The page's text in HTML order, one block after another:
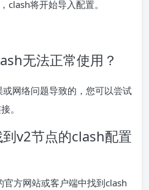
clash将开始导入配置。
无法正常使用？
网络问题导致的，您可以尝试
。
v2节点的clash配置
方网站或客户端中找到clash